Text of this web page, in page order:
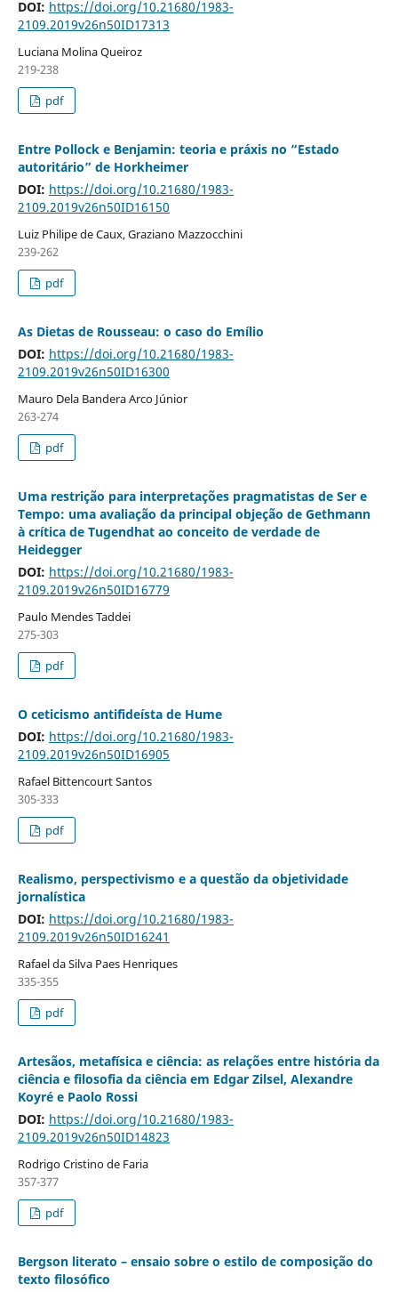
DOI: https://doi.org/10.21680/1983-
2109.2019v26n50ID17313
Luciana Molina Queiroz
219-238
pdf
Entre Pollock e Benjamin: teoria e práxis no “Estado
autoritário” de Horkheimer
DOI: https://doi.org/10.21680/1983-
2109.2019v26n50ID16150
Luiz Philipe de Caux, Graziano Mazzocchini
239-262
pdf
As Dietas de Rousseau: o caso do Emílio
DOI: https://doi.org/10.21680/1983-
2109.2019v26n50ID16300
Mauro Dela Bandera Arco Júnior
263-274
pdf
Uma restrição para interpretações pragmatistas de Ser e
Tempo: uma avaliação da principal objeção de Gethmann
à crítica de Tugendhat ao conceito de verdade de
Heidegger
DOI: https://doi.org/10.21680/1983-
2109.2019v26n50ID16779
Paulo Mendes Taddei
275-303
pdf
O ceticismo antifideísta de Hume
DOI: https://doi.org/10.21680/1983-
2109.2019v26n50ID16905
Rafael Bittencourt Santos
305-333
pdf
Realismo, perspectivismo e a questão da objetividade
jornalística
DOI: https://doi.org/10.21680/1983-
2109.2019v26n50ID16241
Rafael da Silva Paes Henriques
335-355
pdf
Artesãos, metafísica e ciência: as relações entre história da
ciência e filosofia da ciência em Edgar Zilsel, Alexandre
Koyré e Paolo Rossi
DOI: https://doi.org/10.21680/1983-
2109.2019v26n50ID14823
Rodrigo Cristino de Faria
357-377
pdf
Bergson literato – ensaio sobre o estilo de composição do
texto filosófico